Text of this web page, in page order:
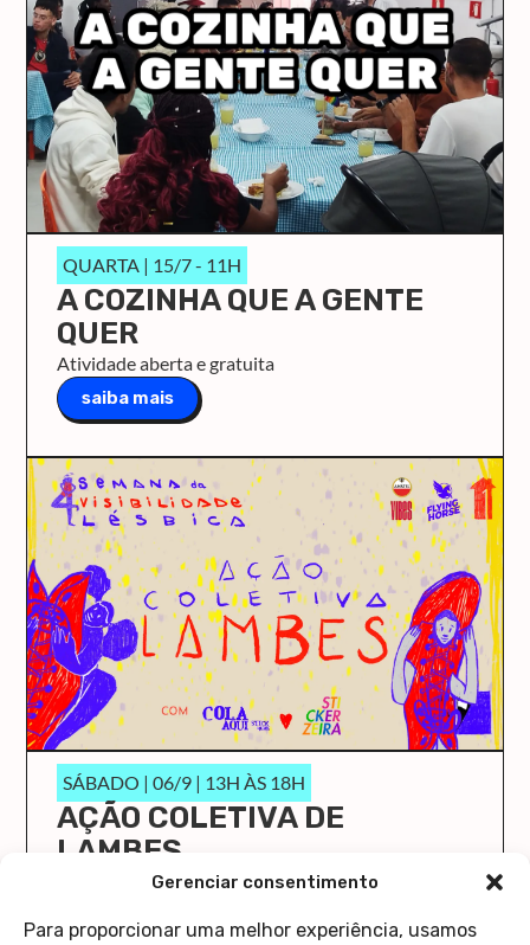
Gerenciar consentimento
Para proporcionar uma melhor experiência, usamos
QUARTA | 15/7 - 11H
A COZINHA QUE A GENTE
QUER
Atividade aberta e gratuita
saiba mais
SÁBADO | 06/9 | 13H ÀS 18H
AÇÃO COLETIVA DE
LAMBES
O Cola Aqui/Stick Here vai ocupar a Casa 1 de